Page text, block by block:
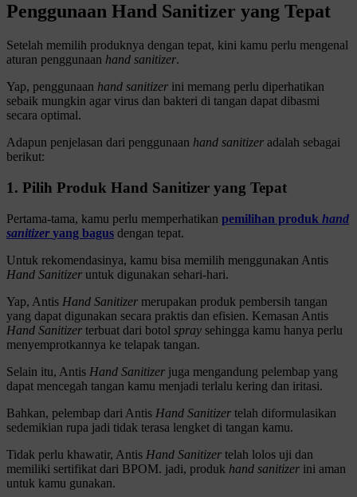
Penggunaan Hand Sanitizer yang Tepat
Setelah memilih produknya dengan tepat, kini kamu perlu mengenal
aturan penggunaan hand sanitizer.
Yap, penggunaan hand sanitizer ini memang perlu diperhatikan
sebaik mungkin agar virus dan bakteri di tangan dapat dibasmi
secara optimal.
Adapun penjelasan dari penggunaan hand sanitizer adalah sebagai
berikut:
1. Pilih Produk Hand Sanitizer yang Tepat
Pertama-tama, kamu perlu memperhatikan pemilihan produk hand
sanitizer yang bagus dengan tepat.
Untuk rekomendasinya, kamu bisa memilih menggunakan Antis
Hand Sanitizer untuk digunakan sehari-hari.
Yap, Antis Hand Sanitizer merupakan produk pembersih tangan
yang dapat digunakan secara praktis dan efisien. Kemasan Antis
Hand Sanitizer terbuat dari botol spray sehingga kamu hanya perlu
menyemprotkannya ke telapak tangan.
Selain itu, Antis Hand Sanitizer juga mengandung pelembap yang
dapat mencegah tangan kamu menjadi terlalu kering dan iritasi.
Bahkan, pelembap dari Antis Hand Sanitizer telah diformulasikan
sedemikian rupa jadi tidak terasa lengket di tangan kamu.
Tidak perlu khawatir, Antis Hand Sanitizer telah lolos uji dan
memiliki sertifikat dari BPOM. jadi, produk hand sanitizer ini aman
untuk kamu gunakan.